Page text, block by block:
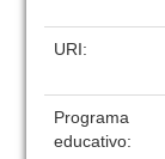
URI:
Programa
educativo: